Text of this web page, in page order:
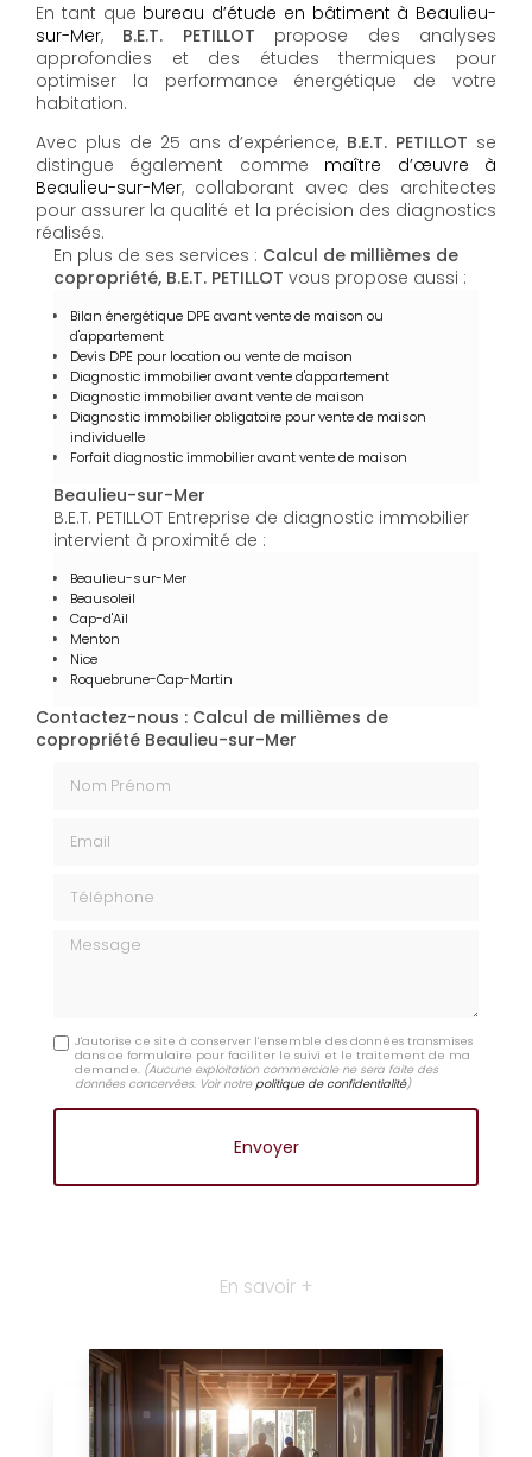
En tant que bureau d’étude en bâtiment à Beaulieu-
sur-Mer, B.E.T. PETILLOT propose des analyses
approfondies et des études thermiques pour
optimiser la performance énergétique de votre
habitation.
Avec plus de 25 ans d’expérience, B.E.T. PETILLOT se
distingue également comme maître d’œuvre à
Beaulieu-sur-Mer, collaborant avec des architectes
pour assurer la qualité et la précision des diagnostics
réalisés.
En plus de ses services : Calcul de millièmes de
copropriété, B.E.T. PETILLOT vous propose aussi :
Bilan énergétique DPE avant vente de maison ou
d'appartement
Devis DPE pour location ou vente de maison
Diagnostic immobilier avant vente d'appartement
Diagnostic immobilier avant vente de maison
Diagnostic immobilier obligatoire pour vente de maison
individuelle
Forfait diagnostic immobilier avant vente de maison
Beaulieu-sur-Mer
B.E.T. PETILLOT Entreprise de diagnostic immobilier
intervient à proximité de :
Beaulieu-sur-Mer
Beausoleil
Cap-d'Ail
Menton
Nice
Roquebrune-Cap-Martin
Contactez-nous : Calcul de millièmes de
copropriété Beaulieu-sur-Mer
Message
J'autorise ce site à conserver l'ensemble des données transmises
dans ce formulaire pour faciliter le suivi et le traitement de ma
demande. (Aucune exploitation commerciale ne sera faite des
données concervées. Voir notrepolitique de confidentialité)
En savoir +